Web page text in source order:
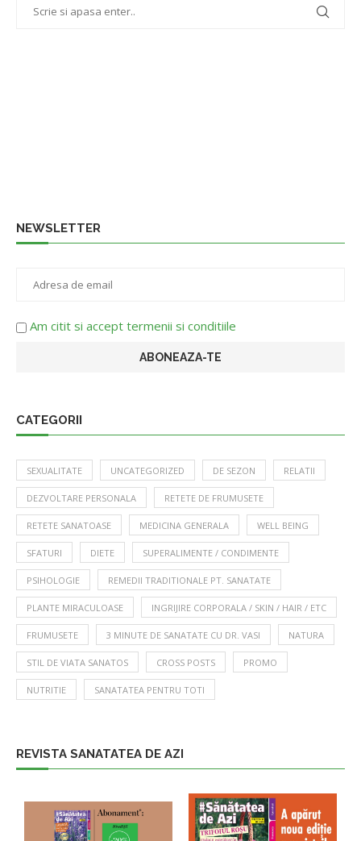
NEWSLETTER
Am citit si accept termenii si conditiile
CATEGORII
SEXUALITATE UNCATEGORIZED DE SEZON RELATII
DEZVOLTARE PERSONALA RETETE DE FRUMUSETE
RETETE SANATOASE MEDICINA GENERALA WELL BEING
SFATURI DIETE SUPERALIMENTE / CONDIMENTE
PSIHOLOGIE REMEDII TRADITIONALE PT. SANATATE
PLANTE MIRACULOASE INGRIJIRE CORPORALA / SKIN / HAIR / ETC
FRUMUSETE 3 MINUTE DE SANATATE CU DR. VASI NATURA
STIL DE VIATA SANATOS CROSS POSTS PROMO
NUTRITIE SANATATEA PENTRU TOTI
REVISTA SANATATEA DE AZI